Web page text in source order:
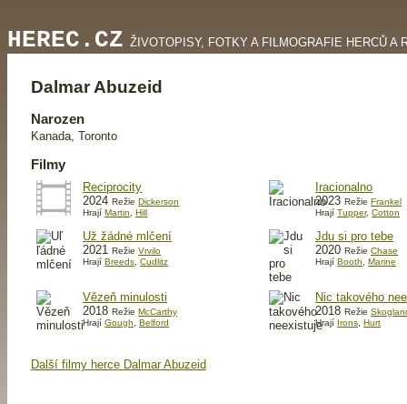
HEREC.CZ ŽIVOTOPISY, FOTKY A FILMOGRAFIE HERCŮ A
Dalmar Abuzeid
Narozen
Kanada, Toronto
Filmy
Reciprocity
2024RežieDickerson
HrajíMartin,Hill
Iracionalno
2023RežieFrankel
HrajíTupper,Cotton
Už žádné mlčení
2021RežieVrvilo
HrajíBreeds ,Cudlitz
Jdu si pro tebe
2020RežieChase
HrajíBooth ,Marine
Vězeň minulosti
2018Režie McCarthy
HrajíGough, Belford
Nic takového
2018Režie
Hrají
Irons, Hurt
Další filmy herce Dalmar Abuzeid